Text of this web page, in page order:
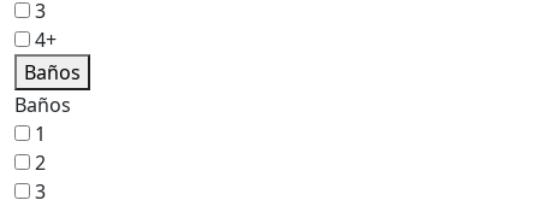
3
4+
Baños
Baños
1
2
3